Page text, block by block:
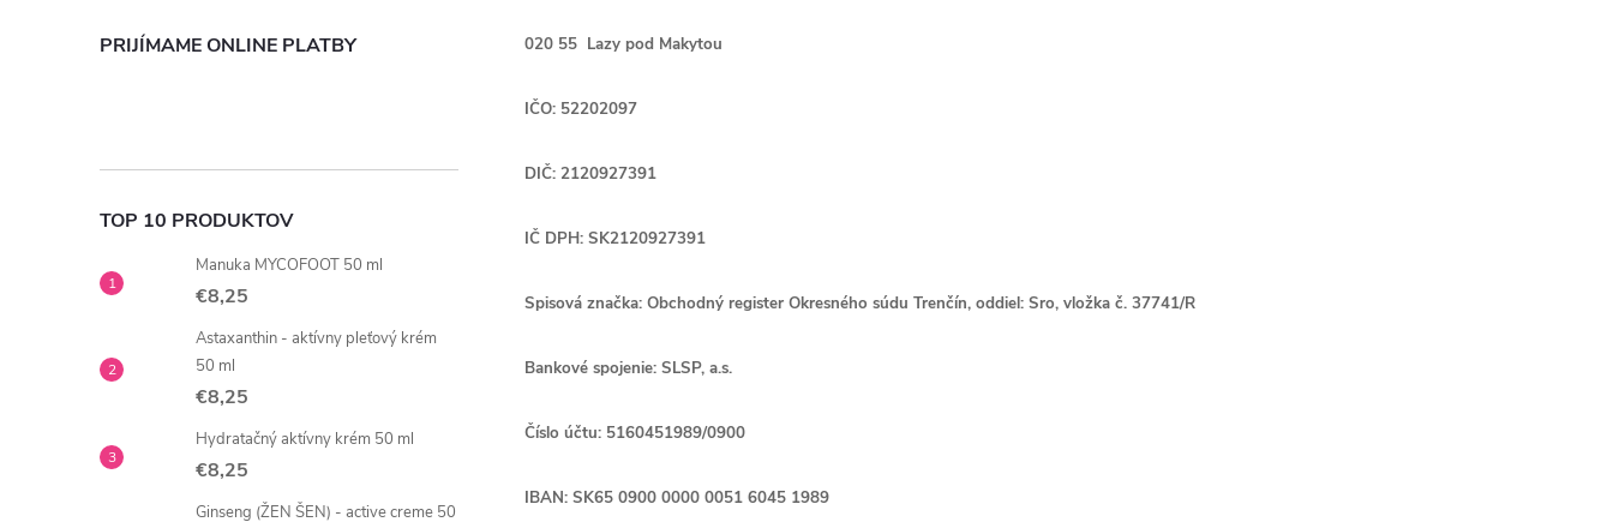
PRIJÍMAME ONLINE PLATBY
TOP 10 PRODUKTOV
Manuka MYCOFOOT 50 ml
€8,25
Astaxanthin - aktívny pleťový krém
50 ml
€8,25
Hydratačný aktívny krém 50 ml
€8,25
Ginseng (ŽEN ŠEN) - active creme 50
020 55 Lazy pod Makytou
IČO: 52202097
DIČ: 2120927391
IČ DPH: SK2120927391
Spisová značka: Obchodný register Okresného súdu Trenčín, oddiel: Sro, vložka č. 37741/R
Bankové spojenie: SLSP, a.s.
Číslo účtu: 5160451989/0900
IBAN: SK65 0900 0000 0051 6045 1989